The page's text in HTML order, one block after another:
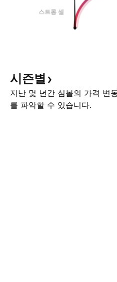
스트롱 셀
시즌별
지난 몇 년간 심볼의 가격 변
를 파악할 수 있습니다.